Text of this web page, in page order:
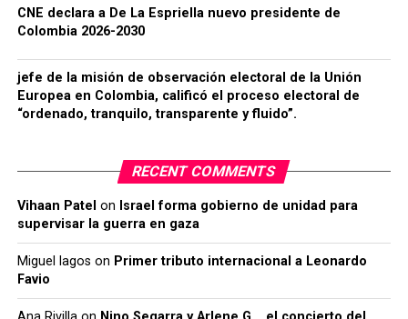
CNE declara a De La Espriella nuevo presidente de
Colombia 2026-2030
jefe de la misión de observación electoral de la Unión
Europea en Colombia, calificó el proceso electoral de
“ordenado, tranquilo, transparente y fluido”.
RECENT COMMENTS
Vihaan Patel on Israel forma gobierno de unidad para
supervisar la guerra en gaza
Miguel lagos on Primer tributo internacional a Leonardo
Favio